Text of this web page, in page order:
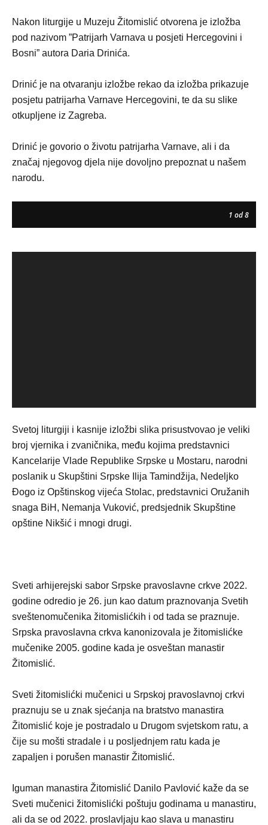
Nakon liturgije u Muzeju Žitomislić otvorena je izložba
pod nazivom ”Patrijarh Varnava u posjeti Hercegovini i
Bosni” autora Daria Drinića.
Drinić je na otvaranju izložbe rekao da izložba prikazuje
posjetu patrijarha Varnave Hercegovini, te da su slike
otkupljene iz Zagreba.
Drinić je govorio o životu patrijarha Varnave, ali i da
značaj njegovog djela nije dovoljno prepoznat u našem
narodu.
1 od 8
Svetoj liturgiji i kasnije izložbi slika prisustvovao je veliki
broj vjernika i zvaničnika, među kojima predstavnici
Kancelarije Vlade Republike Srpske u Mostaru, narodni
poslanik u Skupštini Srpske Ilija Tamindžija, Nedeljko
Đogo iz Opštinskog vijeća Stolac, predstavnici Oružanih
snaga BiH, Nemanja Vuković, predsjednik Skupštine
opštine Nikšić i mnogi drugi.
Sveti arhijerejski sabor Srpske pravoslavne crkve 2022.
godine odredio je 26. jun kao datum praznovanja Svetih
sveštenomučenika žitomislićkih i od tada se praznuje.
Srpska pravoslavna crkva kanonizovala je žitomislićke
mučenike 2005. godine kada je osveštan manastir
Žitomislić.
Sveti žitomislićki mučenici u Srpskoj pravoslavnoj crkvi
praznuju se u znak sjećanja na bratstvo manastira
Žitomislić koje je postradalo u Drugom svjetskom ratu, a
čije su mošti stradale i u posljednjem ratu kada je
zapaljen i porušen manastir Žitomislić.
Iguman manastira Žitomislić Danilo Pavlović kaže da se
Sveti mučenici žitomislićki poštuju godinama u manastiru,
ali da se od 2022. proslavljaju kao slava u manastiru